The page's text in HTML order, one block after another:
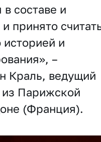
составе и
принято
историей и
–
Краль, ведущий
из Парижской
(Франция).